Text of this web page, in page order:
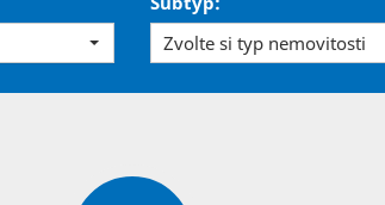
Zvolte si typ nemovitosti